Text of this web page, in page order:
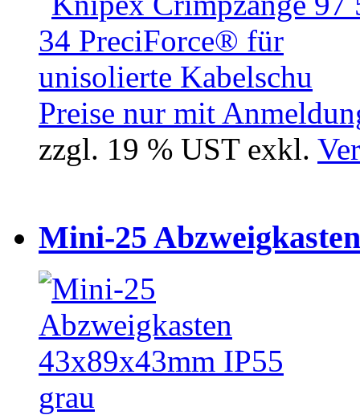
Preise nur mit
zzgl. 19 % UST exkl.
Mini-25